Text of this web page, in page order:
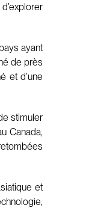
ayant
de près
et d’une
stimuler
Canada,
et